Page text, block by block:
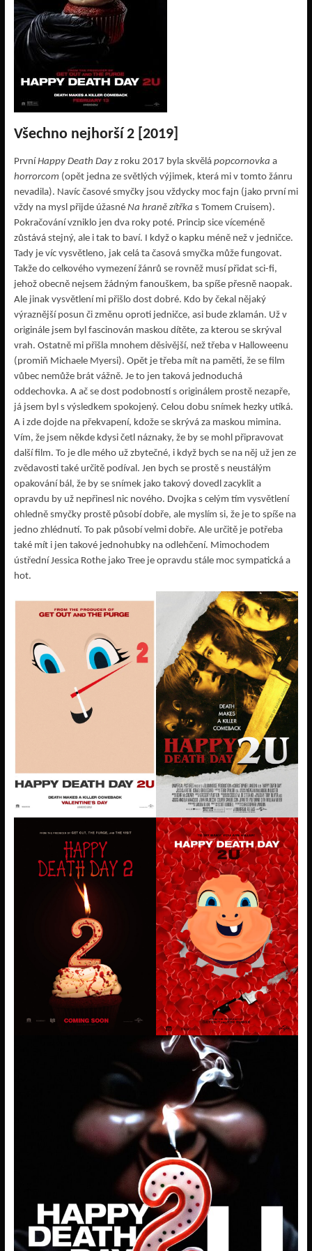
Všechno nejhorší 2 [2019]
První Happy Death Dayz roku 2017 byla skvělá popcornovka a
horrorcom (opět jedna ze světlých výjimek, která mi v tomto žánru
nevadila). Navíc časové smyčky jsou vždycky moc fajn (jako první mi
vždy na mysl přijde úžasné Na hraně zítřka s Tomem Cruisem).
Pokračování vzniklo jen dva roky poté. Princip sice víceméně
zůstává stejný, ale i tak to baví. I když o kapku méně než v jedničce.
Tady je víc vysvětleno, jak celá ta časová smyčka může fungovat.
Takže do celkového vymezení žánrů se rovněž musí přidat sci-fi,
jehož obecně nejsem žádným fanouškem, ba spíše přesně naopak.
Ale jinak vysvětlení mi přišlo dost dobré. Kdo by čekal nějaký
výraznější posun či změnu oproti jedničce, asi bude zklamán. Už v
originále jsem byl fascinován maskou dítěte, za kterou se skrýval
vrah. Ostatně mi přišla mnohem děsivější, než třeba v Halloweenu
(promiň Michaele Myersi). Opět je třeba mít na paměti, že se film
vůbec nemůže brát vážně. Je to jen taková jednoduchá
oddechovka. A ač se dost podobností s originálem prostě nezapře,
já jsem byl s výsledkem spokojený. Celou dobu snímek hezky utíká.
A i zde dojde na překvapení, kdože se skrývá za maskou mimina.
Vím, že jsem někde kdysi četl náznaky, že by se mohl připravovat
další film. To je dle mého už zbytečné, i když bych se na něj už jen ze
zvědavosti také určitě podíval. Jen bych se prostě s neustálým
opakování bál, že by se snímek jako takový dovedl zacyklit a
opravdu by už nepřinesl nic nového. Dvojka s celým tím vysvětlení
ohledně smyčky prostě působí dobře, ale myslím si, že je to spíše na
jedno zhlédnutí. To pak působí velmi dobře. Ale určitě je potřeba
také mít i jen takové jednohubky na odlehčení. Mimochodem
ústřední Jessica Rothe jako Tree je opravdu stále moc sympatická a
hot.